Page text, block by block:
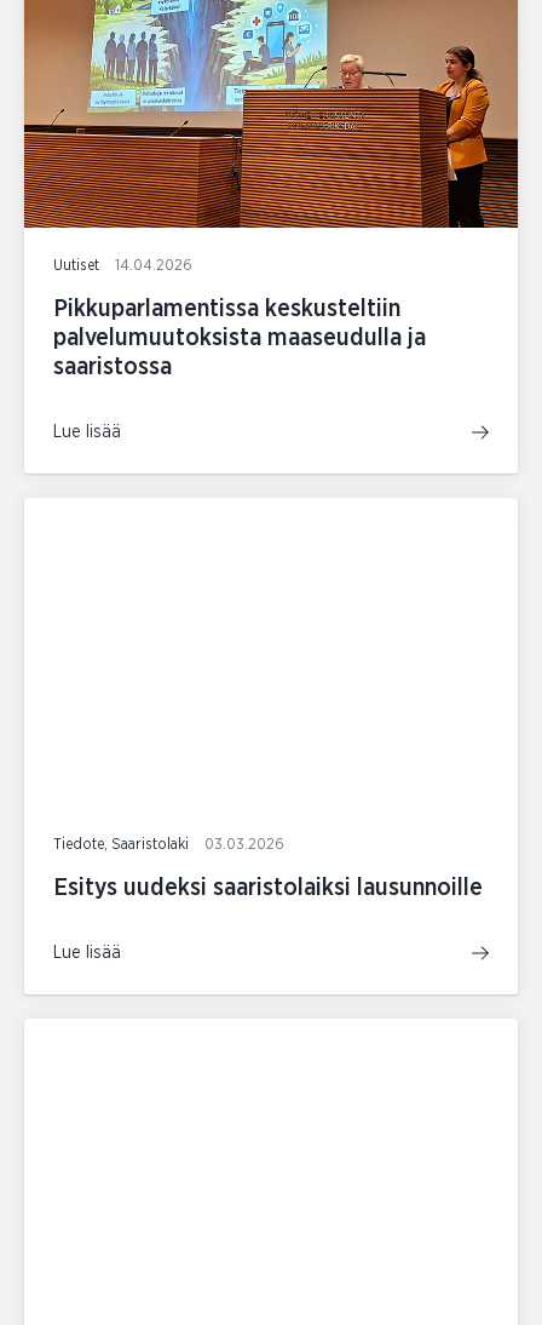
Uutiset 14.04.2026
Pikkuparlamentissa keskusteltiin
palvelumuutoksista maaseudulla ja
saaristossa
Lue lisää
Tiedote, Saaristolaki 03.03.2026
Esitys uudeksi saaristolaiksi lausunnoille
Lue lisää